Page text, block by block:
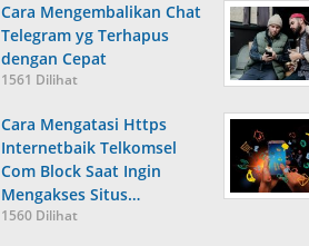
Cara Mengembalikan Chat
Telegram yg Terhapus
dengan Cepat
1561 Dilihat
Cara Mengatasi Https
Internetbaik Telkomsel
Com Block Saat Ingin
Mengakses Situs…
1560 Dilihat